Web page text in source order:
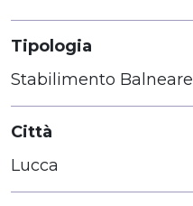
Tipologia
Stabilimento Balneare
Città
Lucca